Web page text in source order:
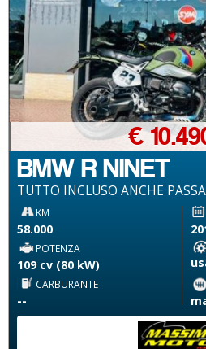
BMW R NINET
TUTTO INCLUSO ANCHE
€
KM
58.000
POTENZA
109 cv (80 kW)
CARBURANTE
--